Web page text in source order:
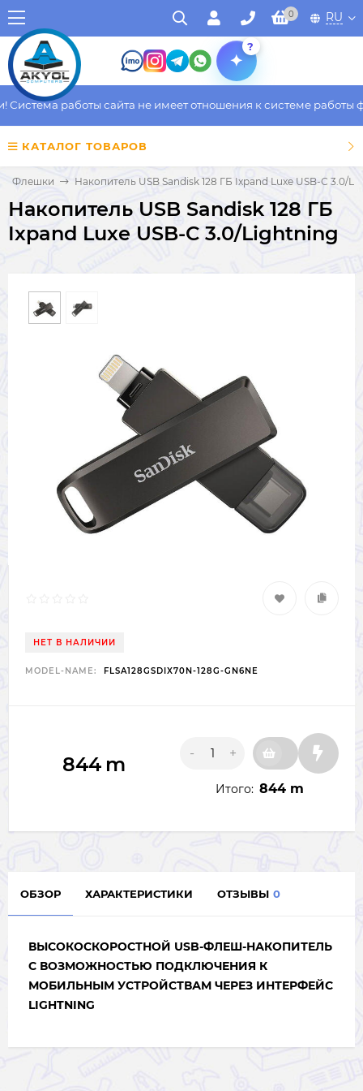
0 RU
?
работы сайта не имеет отношения к системе работы
КАТАЛОГ ТОВАРОВ
Флешки Накопитель USB Sandisk 128 ГБ Ixpand Luxe USB-С 3.0/
Накопитель USB Sandisk 128 ГБ
Ixpand Luxe USB-С 3.0/Lightning
НЕТ В НАЛИЧИИ
MODEL-NAME: FLSA128GSDIX70N-128G-GN6NE
844 m - +
Итого: 844 m
ОБЗОР ХАРАКТЕРИСТИКИ ОТЗЫВЫ 0
ВЫСОКОСКОРОСТНОЙ USB-ФЛЕШ-НАКОПИТЕЛЬ
С ВОЗМОЖНОСТЬЮ ПОДКЛЮЧЕНИЯ К
МОБИЛЬНЫМ УСТРОЙСТВАМ ЧЕРЕЗ ИНТЕРФЕЙС
LIGHTNING